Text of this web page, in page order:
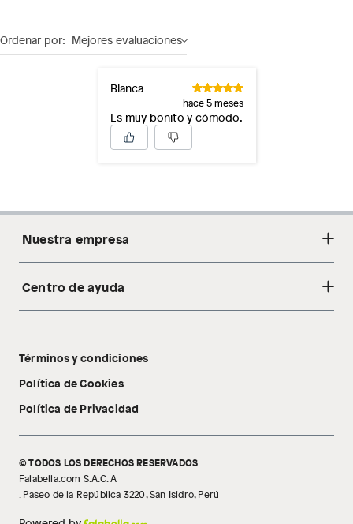
Ordenar por: Mejores evaluaciones
Blanca
hace 5 meses
Es muy bonito y cómodo.
Nuestra empresa
Acerca de nosotros
Tecnología Pillow Walk
Centro de ayuda
Libro de reclamaciones
Términos y condiciones
Política de Cookies
Política de Privacidad
© TODOS LOS DERECHOS RESERVADOS
Falabella.com S.A.C. A
. Paseo de la República 3220, San Isidro, Perú